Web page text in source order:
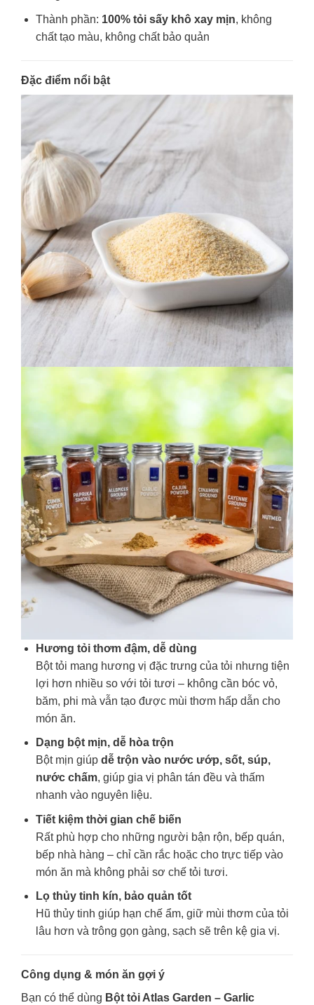
Thành phần: 100% tỏi sấy khô xay mịn, không
chất tạo màu, không chất bảo quản
Đặc điểm nổi bật
Hương tỏi thơm đậm, dễ dùng
Bột tỏi mang hương vị đặc trưng của tỏi nhưng tiện
lợi hơn nhiều so với tỏi tươi – không cần bóc vỏ,
băm, phi mà vẫn tạo được mùi thơm hấp dẫn cho
món ăn.
Dạng bột mịn, dễ hòa trộn
Bột mịn giúp dễ trộn vào nước ướp, sốt, súp,
nước chấm, giúp gia vị phân tán đều và thấm
nhanh vào nguyên liệu.
Tiết kiệm thời gian chế biến
Rất phù hợp cho những người bận rộn, bếp quán,
bếp nhà hàng – chỉ cần rắc hoặc cho trực tiếp vào
món ăn mà không phải sơ chế tỏi tươi.
Lọ thủy tinh kín, bảo quản tốt
Hũ thủy tinh giúp hạn chế ẩm, giữ mùi thơm của tỏi
lâu hơn và trông gọn gàng, sạch sẽ trên kệ gia vị.
Công dụng & món ăn gợi ý
Bạn có thể dùng Bột tỏi Atlas Garden – Garlic